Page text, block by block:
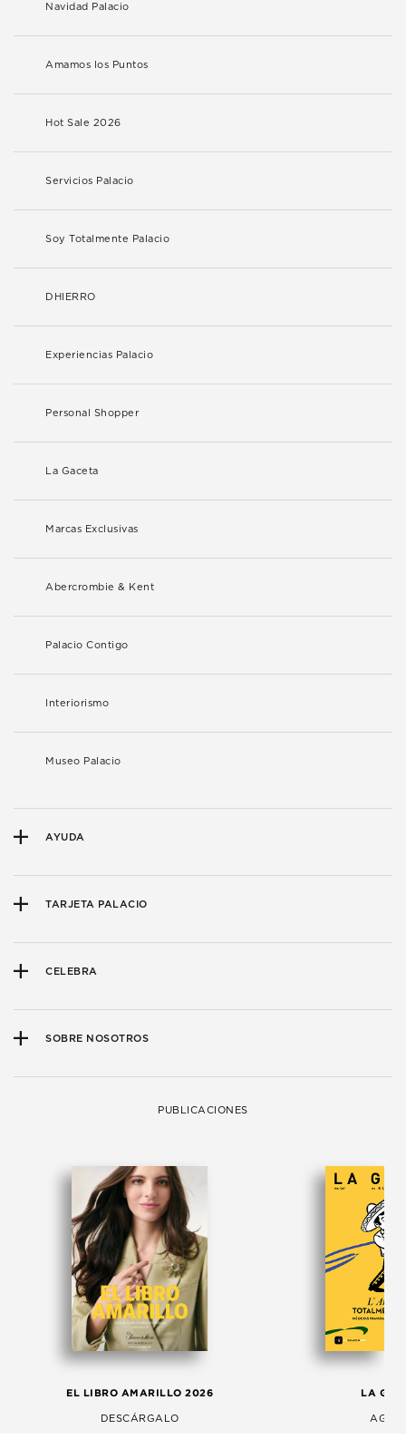
Navidad Palacio
Amamos los Puntos
Hot Sale 2026
Servicios Palacio
Soy Totalmente Palacio
DHIERRO
Experiencias Palacio
Personal Shopper
La Gaceta
Marcas Exclusivas
Abercrombie & Kent
Palacio Contigo
Interiorismo
Museo Palacio
AYUDA
TARJETA PALACIO
CELEBRA
SOBRE NOSOTROS
PUBLICACIONES
EL LIBRO AMARILLO 2026
DESCÁRGALO
LA